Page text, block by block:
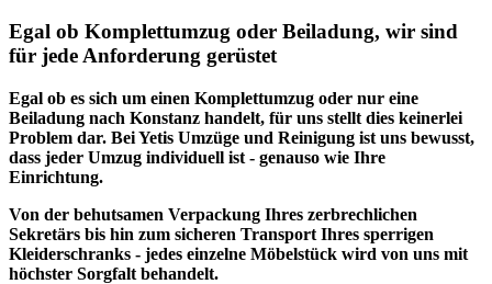
Egal ob Komplettumzug oder Beiladung, wir sind
für jede Anforderung gerüstet
Egal ob es sich um einen Komplettumzug oder nur eine
Beiladung nach Konstanz handelt, für uns stellt dies keinerlei
Problem dar. Bei Yetis Umzüge und Reinigung ist uns bewusst,
dass jeder Umzug individuell ist - genauso wie Ihre
Einrichtung.
Von der behutsamen Verpackung Ihres zerbrechlichen
Sekretärs bis hin zum sicheren Transport Ihres sperrigen
Kleiderschranks - jedes einzelne Möbelstück wird von uns mit
höchster Sorgfalt behandelt.